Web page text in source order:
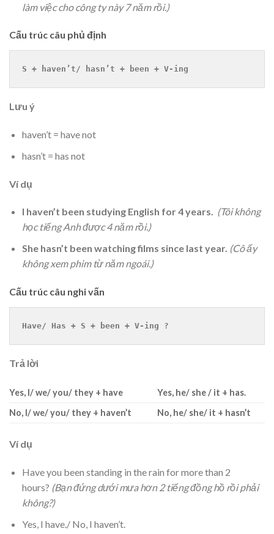
làm việc cho công ty này 7 năm rồi.)
Cấu trúc câu phủ định
S + haven’t/ hasn’t + been + V-ing
Lưu ý
haven’t = have not
hasn’t = has not
Ví dụ
I haven’t been studying English for 4 years. (Tôi không
học tiếng Anh được 4 năm rồi.)
She hasn’t been watching films since last year. (Cô ấy
không xem phim từ năm ngoái.)
Cấu trúc câu nghi vấn
Have/ Has + S + been + V-ing ?
Trả lời
Yes, I/ we/ you/ they + have
Yes, he/ she / it + has.
No, I/ we/ you/ they + haven’t
No, he/ she/ it + hasn’t
Ví dụ
Have you been standing in the rain for more than 2
hours? (Bạn đứng dưới mưa hơn 2 tiếng đồng hồ rồi phải
không?)
Yes, I have./ No, I haven’t.